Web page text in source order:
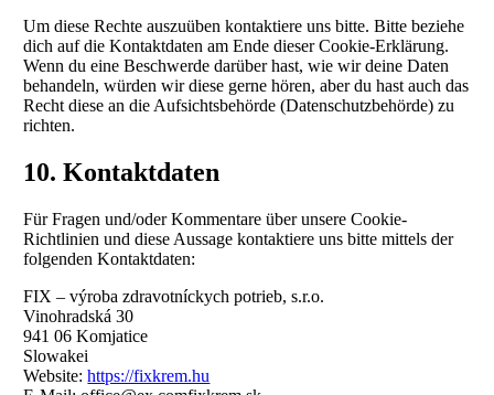
Um diese Rechte auszuüben kontaktiere uns bitte. Bitte beziehe
dich auf die Kontaktdaten am Ende dieser Cookie-Erklärung.
Wenn du eine Beschwerde darüber hast, wie wir deine Daten
behandeln, würden wir diese gerne hören, aber du hast auch das
Recht diese an die Aufsichtsbehörde (Datenschutzbehörde) zu
richten.
10. Kontaktdaten
Für Fragen und/oder Kommentare über unsere Cookie-
Richtlinien und diese Aussage kontaktiere uns bitte mittels der
folgenden Kontaktdaten:
FIX – výroba zdravotníckych potrieb, s.r.o.
Vinohradská 30
941 06 Komjatice
Slowakei
Website:https://fixkrem.hu